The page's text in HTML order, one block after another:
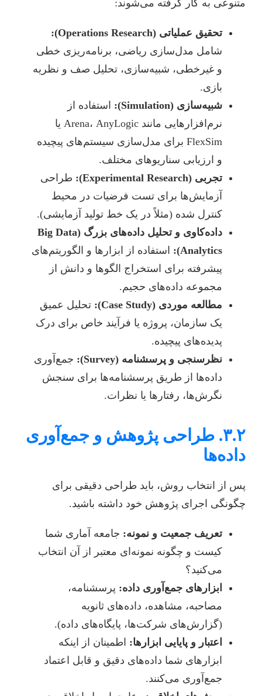
متنوعی به کار گرفته می‌شوند:
تحقیق عملیاتی (Operations Research):
شامل مدل‌سازی ریاضی، برنامه‌ریزی خطی
و غیرخطی، شبیه‌سازی، تحلیل صف و نظریه
بازی.
شبیه‌سازی (Simulation):
استفاده از
نرم‌افزارهایی مانند Arena، AnyLogic یا
FlexSim برای مدل‌سازی سیستم‌های پیچیده
و ارزیابی سناریوهای مختلف.
تجربی (Experimental Research):
طراحی
آزمایش‌ها برای تست فرضیات در محیط
کنترل شده (مثلاً در یک خط تولید آزمایشی).
داده‌کاوی و تحلیل داده‌های بزرگ (Big Data
Analytics):
استفاده از ابزارها و الگوریتم‌های
پیشرفته برای استخراج الگوها و دانش از
مجموعه داده‌های حجیم.
مطالعه موردی (Case Study):
تحلیل عمیق
یک سازمان، پروژه یا فرآیند خاص برای درک
پدیده‌های پیچیده.
نظرسنجی و پرسشنامه (Survey):
جمع‌آوری
داده‌ها از طریق پرسشنامه‌ها برای سنجش
نگرش‌ها، رفتارها یا نظرات.
۳.۲. طراحی پژوهش و جمع‌آوری
داده‌ها
پس از انتخاب روش، باید طراحی دقیقی برای
چگونگی اجرای پژوهش خود داشته باشید.
تعریف جمعیت و نمونه: جامعه آماری شما
کیست و چگونه نمونه‌ای معتبر از آن انتخاب
می‌کنید؟
ابزارهای جمع‌آوری داده: پرسشنامه،
مصاحبه، مشاهده، داده‌های ثانویه
(گزارش‌های شرکت‌ها، پایگاه‌های داده).
اعتبار و پایایی ابزارها: اطمینان از اینکه
ابزارهای شما داده‌های دقیق و قابل اعتماد
جمع‌آوری می‌کنند.